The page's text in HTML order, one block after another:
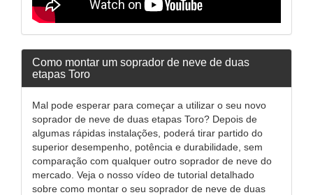
Como montar um soprador de neve de duas
etapas Toro
Mal pode esperar para começar a utilizar o seu novo
soprador de neve de duas etapas Toro? Depois de
algumas rápidas instalações, poderá tirar partido do
superior desempenho, potência e durabilidade, sem
comparação com qualquer outro soprador de neve do
mercado. Veja o nosso vídeo de tutorial detalhado
sobre como montar o seu soprador de neve de duas